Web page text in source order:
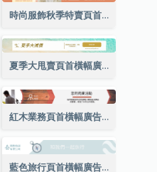
時尚服飾秋季特賣頁首橫幅廣告
夏季大甩賣頁首橫幅廣告
紅木業務頁首橫幅廣告
藍色旅行頁首橫幅廣告